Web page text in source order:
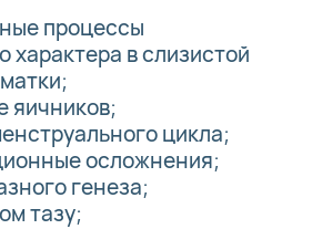
процессы
характера в слизистой
яичников;
цикла;
осложнения;
генеза;
тазу;